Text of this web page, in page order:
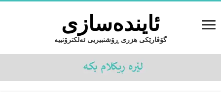
ئایندەسازى
گۆڤارێکی هزری ڕۆشنبیریی ئەلکترۆنییە